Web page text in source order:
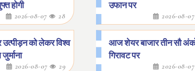
होगी
2026-08-07 28
उफान पर
2026-08-07
उत्पीड़न को लेकर विश्व
2026-08-07 29
आज शेयर बाजार तीन सौ
गिरावट पर
2026-08-07